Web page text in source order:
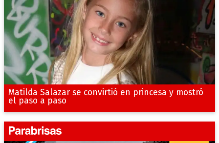
Matilda Salazar se convirtió en princesa y mostró
el paso a paso